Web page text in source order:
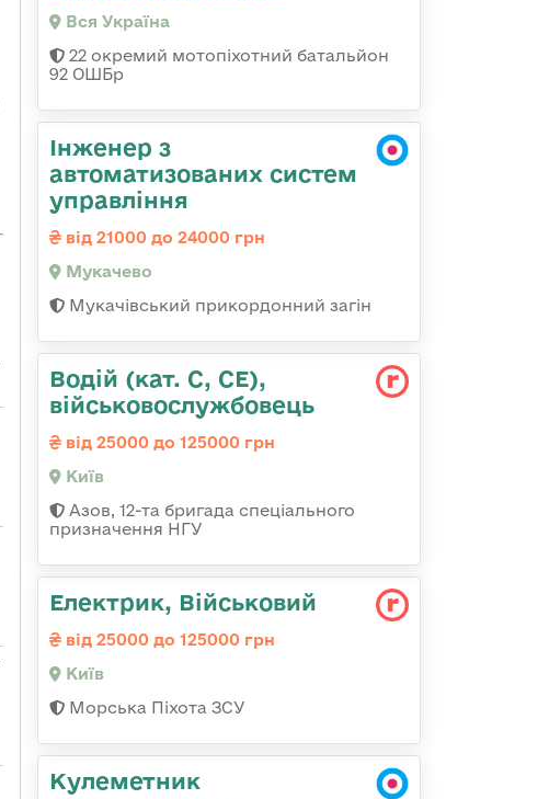
Вся Україна
22 окремий мотопіхотний батальйон
92 ОШБр
Інженер з
автоматизованих систем
управління
від 21000 до 24000 грн
Мукачево
Мукачівський прикордонний загін
Водій (кат. С, СЕ),
військовослужбовець
від 25000 до 125000 грн
Київ
Азов, 12-та бригада спеціального
призначення НГУ
Електрик, Військовий
від 25000 до 125000 грн
Київ
Морська Піхота ЗСУ
Кулеметник